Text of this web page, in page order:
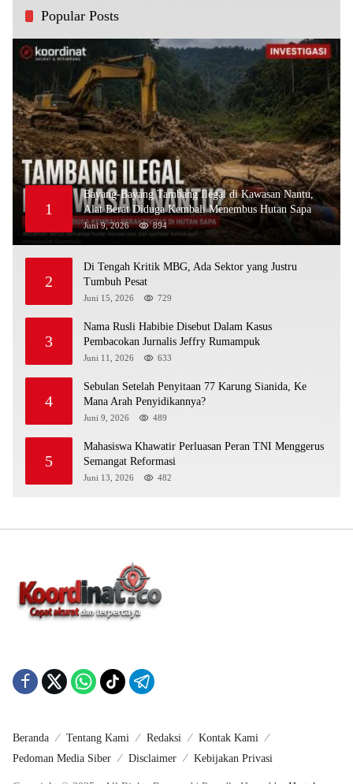
Popular Posts
1
Bayang-Bayang Tambang Ilegal di Kawasan Nantu,
Alat Berat Diduga Kembali Menembus Hutan Sapa
Juni 9, 2026 894
2
Di Tengah Kritik MBG, Ada Sektor yang Justru
Tumbuh Pesat
Juni 15, 2026 729
3
Nama Rusli Habibie Disebut Dalam Kasus
Pembacokan Jurnalis Jeffry Rumampuk
Juni 11, 2026 633
4
Sebulan Setelah Penyitaan 77 Karung Sianida, Ke
Mana Arah Penyidikannya?
Juni 9, 2026 489
5
Mahasiswa Khawatir Perluasan Peran TNI Menggerus
Semangat Reformasi
Juni 13, 2026 482
Beranda Tentang Kami Redaksi
Kontak Kami
Pedoman Media Siber
Disclaimer Kebijakan Privasi